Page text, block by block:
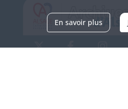
En savoir plus